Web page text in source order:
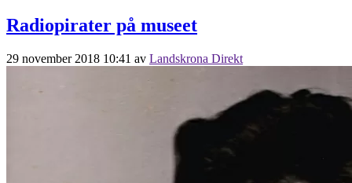
Radiopirater på museet
29 november 2018 10:41 av Landskrona Direkt